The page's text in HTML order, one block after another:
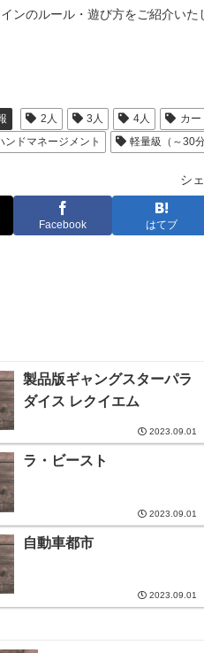
ンのルール・遊び方をご紹介いた
2人 3人 4人 カー
ンドマネージメント 軽量級（～30分
シ
Facebook はてブ
製品版ギャングスターパラ
ダイス レクイエム
2023.09.01
ラ・ビースト
2023.09.01
自動車都市
2023.09.01